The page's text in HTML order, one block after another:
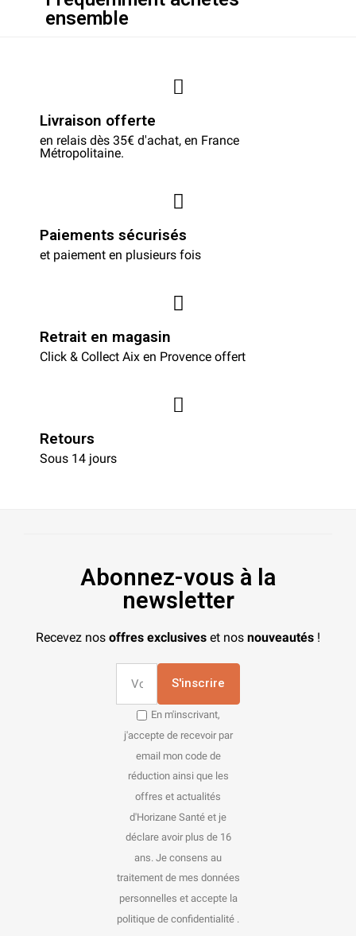
ensemble
Livraison offerte
en relais dès 35€ d'achat, en France
Métropolitaine.
Paiements sécurisés
et paiement en plusieurs fois
Retrait en magasin
Click & Collect Aix en Provence offert
Retours
Sous 14 jours
Abonnez-vous à la
newsletter
Recevez nos offres exclusives et nos nouveautés !
S'inscrire
En m'inscrivant,
j'accepte de recevoir par
email mon code de
réduction ainsi que les
offres et actualités
d'Horizane Santé et je
déclare avoir plus de 16
ans. Je consens au
traitement de mes données
personnelles et accepte la
politique de confidentialité .